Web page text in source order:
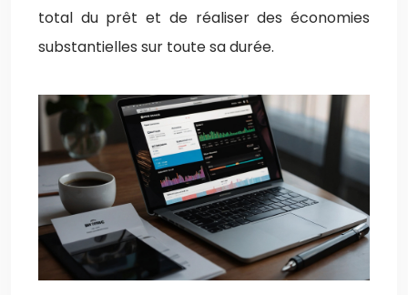
total du prêt et de réaliser des économies
substantielles sur toute sa durée.